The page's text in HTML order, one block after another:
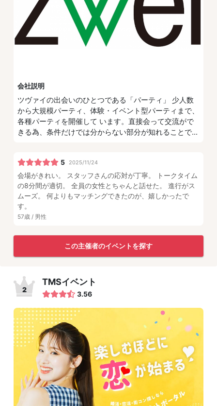
会社説明
ツヴァイの出会いのひとつである「パーティ」 少人数
から大規模パーティ、体験・イベント型パーティまで、
各種パーティを開催して います。直接会って交流がで
きる為、条件だけでは分からない部分が知れることで...
5 2025/11/24
会場がきれい。 スタッフさんの応対が丁寧。 トークタイム
の8分間が適切。 全員の女性とちゃんと話せた。 進行がス
ムーズ。 何よりもマッチングできたのが、嬉しかったで
す。
57歳 / 男性
この主催者のイベントを探す
2
TMSイベント
3.56